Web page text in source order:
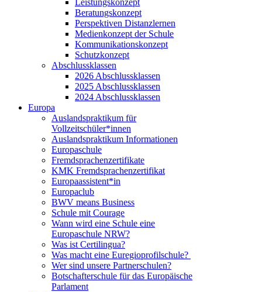
Leistungskonzept
Beratungskonzept
Perspektiven Distanzlernen
Medienkonzept der Schule
Kommunikationskonzept
Schutzkonzept
Abschlussklassen
2026 Abschlussklassen
2025 Abschlussklassen
2024 Abschlussklassen
Europa
Auslandspraktikum für
Vollzeitschüler*innen
Auslandspraktikum Informationen
Europaschule
Fremdsprachenzertifikate
KMK Fremdsprachenzertifikat
Europaassistent*in
Europaclub
BWV means Business
Schule mit Courage
Wann wird eine Schule eine
Europaschule NRW?
Was ist Certilingua?
Was macht eine Euregioprofilschule?
Wer sind unsere Partnerschulen?
Botschafterschule für das Europäische
Parlament